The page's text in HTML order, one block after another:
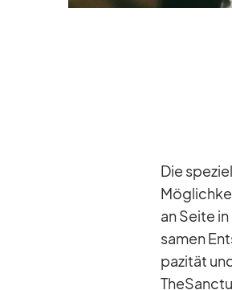
Die
an Seite
sa­men
pa­zi­tät